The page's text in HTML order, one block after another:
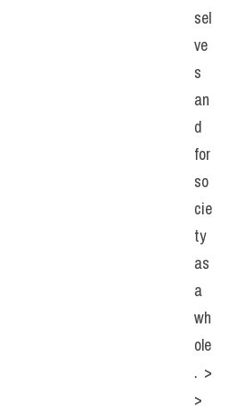
sel
ve
s
an
d
for
so
cie
ty
as
a
wh
ole
. >
>